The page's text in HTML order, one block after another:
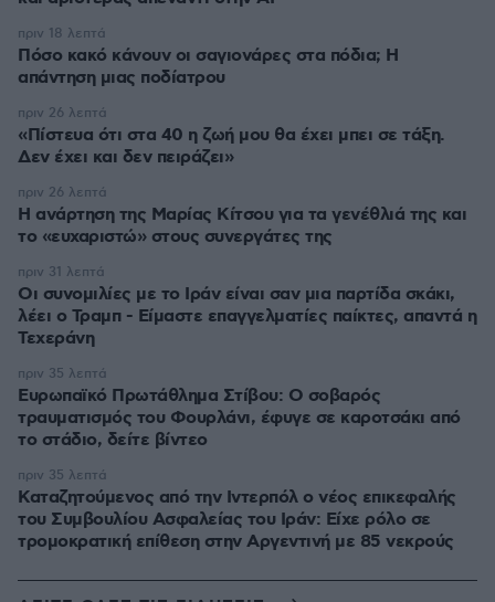
Πόσο κακό κάνουν οι σαγιονάρες στα πόδια; Η
απάντηση μιας ποδίατρου
πριν 18 λεπτά
«Πίστευα ότι στα 40 η ζωή μου θα έχει μπει σε τάξη.
Δεν έχει και δεν πειράζει»
πριν 26 λεπτά
Η ανάρτηση της Μαρίας Κίτσου για τα γενέθλιά της και
το «ευχαριστώ» στους συνεργάτες της
πριν 26 λεπτά
Οι συνομιλίες με το Ιράν είναι σαν μια παρτίδα σκάκι,
λέει ο Τραμπ - Είμαστε επαγγελματίες παίκτες, απαντά η
Τεχεράνη
πριν 31 λεπτά
Ευρωπαϊκό Πρωτάθλημα Στίβου: Ο σοβαρός
τραυματισμός του Φουρλάνι, έφυγε σε καροτσάκι από
το στάδιο, δείτε βίντεο
πριν 35 λεπτά
Καταζητούμενος από την Ιντερπόλ ο νέος επικεφαλής
του Συμβουλίου Ασφαλείας του Ιράν: Είχε ρόλο σε
τρομοκρατική επίθεση στην Αργεντινή με 85 νεκρούς
πριν 35 λεπτά